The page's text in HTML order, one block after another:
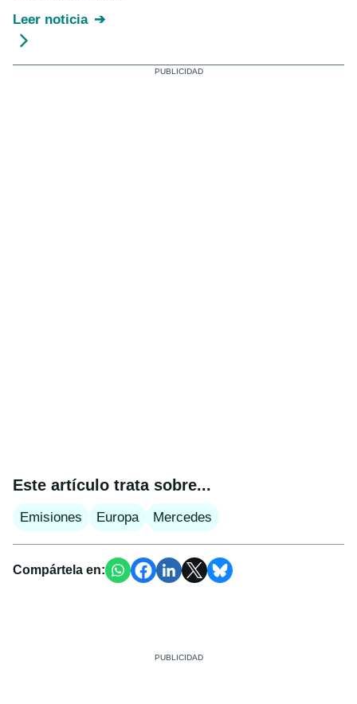
Leer noticia
Este artículo trata sobre...
Emisiones Europa Mercedes
Compártela en: